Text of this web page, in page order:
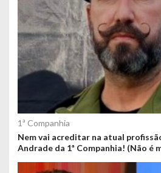
1ª Companhia
Nem vai acreditar na atual
Andrade da 1ª Companhia! (Não é